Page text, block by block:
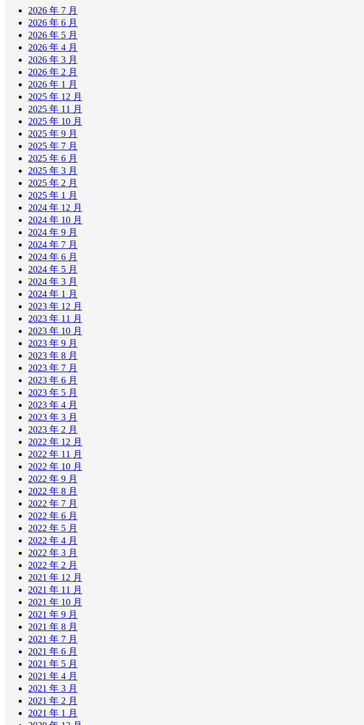
2026 年 7 月
2026 年 6 月
2026 年 5 月
2026 年 4 月
2026 年 3 月
2026 年 2 月
2026 年 1 月
2025 年 12 月
2025 年 11 月
2025 年 10 月
2025 年 9 月
2025 年 7 月
2025 年 6 月
2025 年 3 月
2025 年 2 月
2025 年 1 月
2024 年 12 月
2024 年 10 月
2024 年 9 月
2024 年 7 月
2024 年 6 月
2024 年 5 月
2024 年 3 月
2024 年 1 月
2023 年 12 月
2023 年 11 月
2023 年 10 月
2023 年 9 月
2023 年 8 月
2023 年 7 月
2023 年 6 月
2023 年 5 月
2023 年 4 月
2023 年 3 月
2023 年 2 月
2022 年 12 月
2022 年 11 月
2022 年 10 月
2022 年 9 月
2022 年 8 月
2022 年 7 月
2022 年 6 月
2022 年 5 月
2022 年 4 月
2022 年 3 月
2022 年 2 月
2021 年 12 月
2021 年 11 月
2021 年 10 月
2021 年 9 月
2021 年 8 月
2021 年 7 月
2021 年 6 月
2021 年 5 月
2021 年 4 月
2021 年 3 月
2021 年 2 月
2021 年 1 月